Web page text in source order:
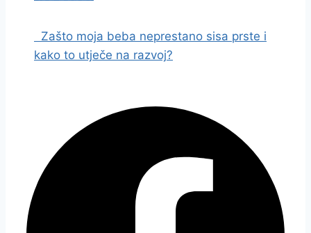
Zašto moja beba neprestano sisa prste i
kako to utječe na razvoj?